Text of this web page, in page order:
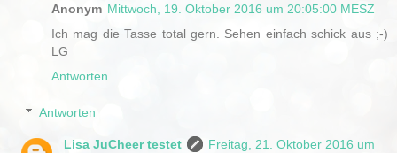
Anonym Mittwoch, 19. Oktober 2016 um 20:05:00 MESZ
Ich mag die Tasse total gern. Sehen einfach schick aus ;-)
LG
Antworten
Antworten
Lisa JuCheer testet
Freitag, 21. Oktober 2016 um